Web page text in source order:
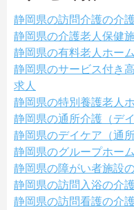
静岡県の訪問介護の介
静岡県の介護老人保健
静岡県の有料老人ホー
静岡県のサービス付き
求人
静岡県の特別養護老人
静岡県の通所介護（デ
静岡県のデイケア（通
静岡県のグループホー
静岡県の障がい者施設
静岡県の訪問入浴の介
静岡県の訪問看護の介